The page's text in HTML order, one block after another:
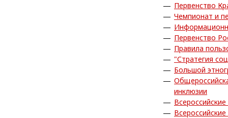
Первенство
Чемпионат и
Первенство
Правила
"Стратегия
Большой
инклюзии